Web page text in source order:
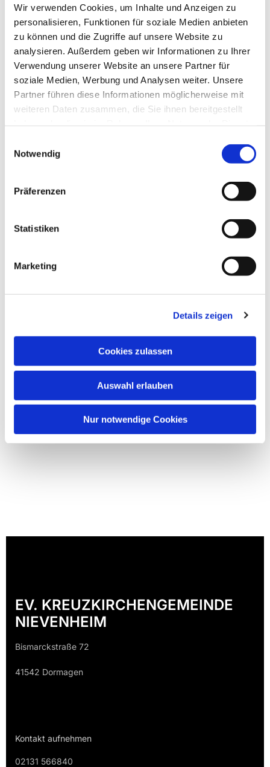
Wir verwenden Cookies, um Inhalte und Anzeigen zu
personalisieren, Funktionen für soziale Medien anbieten
zu können und die Zugriffe auf unsere Website zu
analysieren. Außerdem geben wir Informationen zu Ihrer
Verwendung unserer Website an unsere Partner für
soziale Medien, Werbung und Analysen weiter. Unsere
Partner führen diese Informationen möglicherweise mit
weiteren Daten zusammen, die Sie ihnen bereitgestellt
Notwendig
Präferenzen
Statistiken
Marketing
Details zeigen
Cookies zulassen
Auswahl erlauben
Nur notwendige Cookies
Dies könnte Sie auch
EV. KREUZKIRCHENGEMEINDE
NIEVENHEIM
Bismarckstraße 72
41542 Dormagen
Kontakt aufnehmen
02131 566840